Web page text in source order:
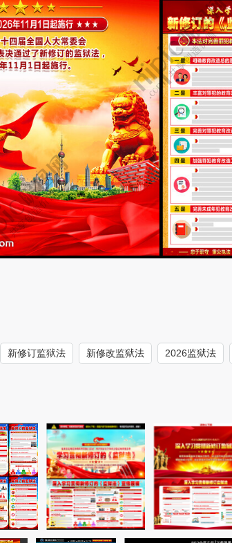
新修订监狱法 新修改监狱法 2026监狱法